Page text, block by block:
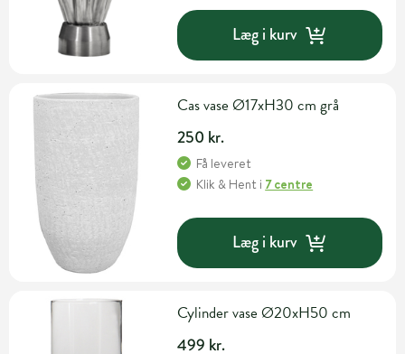
Læg i kurv
Cas vase Ø17xH30 cm grå
250 kr.
Få leveret
Klik & Hent i 7 centre
Læg i kurv
Cylinder vase Ø20xH50 cm
499 kr.